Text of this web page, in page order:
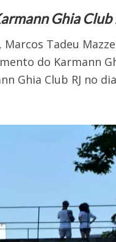
Ghia Club
Tadeu
do Karmann
Ghia Club RJ no